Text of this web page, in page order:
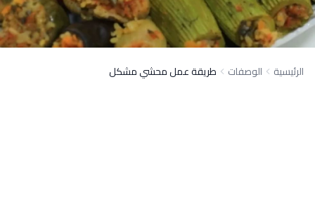
الرئيسية الوصفات طريقة عمل محشي مشكل